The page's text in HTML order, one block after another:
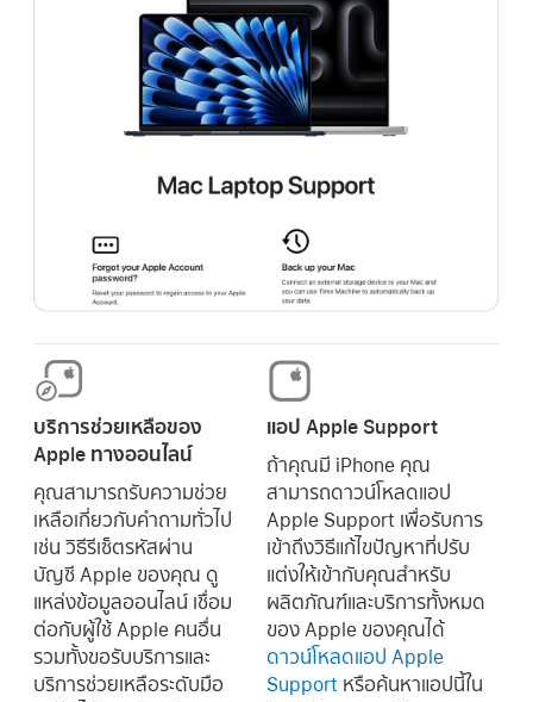
บริการช่วยเหลือของ
Apple ทางออนไลน์
คุณสามารถรับความช่วย
เหลือเกี่ยวกับคำถามทั่วไป
เช่น วิธีรีเซ็ตรหัสผ่าน
บัญชี Apple ของคุณ ดู
แหล่งข้อมูลออนไลน์ เชื่อม
ต่อกับผู้ใช้ Apple คนอื่น
รวมทั้งขอรับบริการและ
บริการช่วยเหลือระดับมือ
แอป Apple Support
ถ้าคุณมี iPhone คุณ
สามารถดาวน์โหลดแอป
Apple Support เพื่อรับการ
เข้าถึงวิธีแก้ไขปัญหาที่ปรับ
แต่งให้เข้ากับคุณสำหรับ
ผลิตภัณฑ์และบริการทั้งหมด
ของ Apple ของคุณได้
ดาวน์โหลดแอป Apple
Support หรือค้นหาแอปนี้ใน